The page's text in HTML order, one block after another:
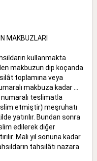
MAKBUZLARI
kullanmakta
makbuzun dip koçanda
toplamına veya
makbuza kadar ...
numaralı teslimatla
etmiştir) meşruhatı
yatırılır. Bundan sonra
edilerek diğer
Mali yıl sonuna kadar
tahsilâtı nazara